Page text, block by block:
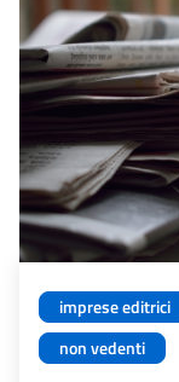
imprese editrici
non vedenti